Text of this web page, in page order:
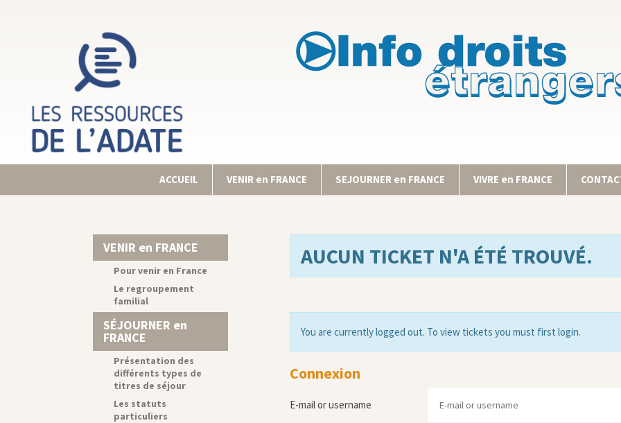
ACCUEIL VENIR en FRANCE SEJOURNER en FRANCE VIVRE en FRANCE
AUCUN TICKET N'A ÉTÉ TROUVÉ.
You are currently logged out. To view tickets you must first login.
Connexion
E-mail or username
VENIR en FRANCE
Pour venir en France
Le regroupement
familial
SÉJOURNER en
FRANCE
Présentation des
différents types de
titres de séjour
Les statuts
particuliers